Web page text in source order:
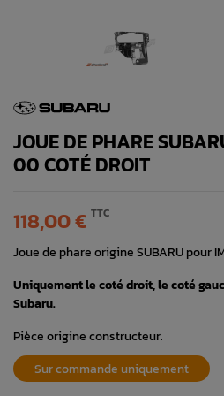
JOUE DE PHARE
00 COTÉ DROIT
118,00 € TTC
Joue de phare origine SUBARU pour
Uniquement le coté droit, le coté
Subaru.
Pièce origine constructeur.
Sur commande uniquement